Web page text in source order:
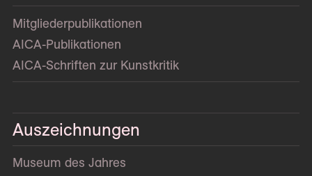
Mitglieder­publikationen
AICA-Publikationen
AICA-Schriften zur Kunstkritik
Auszeichnungen
Museum des Jahres